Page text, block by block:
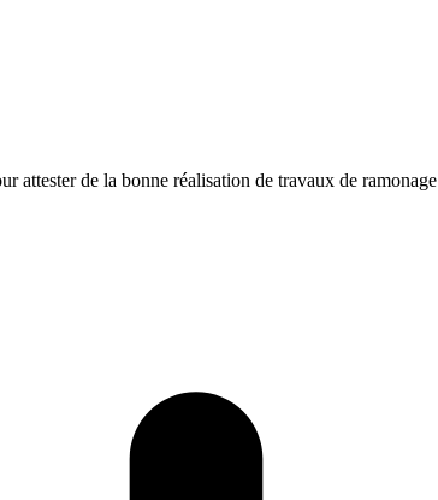
attester de la bonne réalisation de travaux de ramonage